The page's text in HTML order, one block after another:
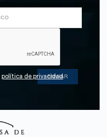
política de privacidad